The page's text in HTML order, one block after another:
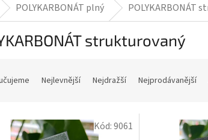
POLYKARBONÁT plný POLYKARBONÁT
strukturovaný
Nejlevnější Nejdražší Nejprodávanější
Kód:9061